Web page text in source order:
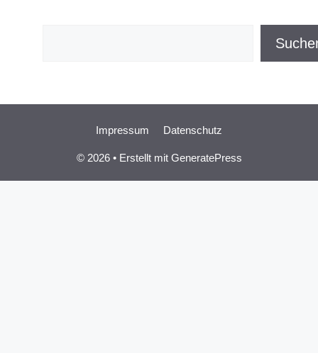
Impressum Datenschutz
© 2026 • Erstellt mit GeneratePress